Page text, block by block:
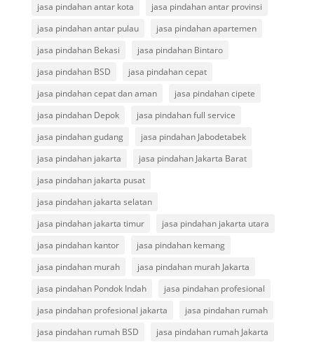
jasa pindahan antar kota
jasa pindahan antar provinsi
jasa pindahan antar pulau
jasa pindahan apartemen
jasa pindahan Bekasi
jasa pindahan Bintaro
jasa pindahan BSD
jasa pindahan cepat
jasa pindahan cepat dan aman
jasa pindahan cipete
jasa pindahan Depok
jasa pindahan full service
jasa pindahan gudang
jasa pindahan Jabodetabek
jasa pindahan jakarta
jasa pindahan Jakarta Barat
jasa pindahan jakarta pusat
jasa pindahan jakarta selatan
jasa pindahan jakarta timur
jasa pindahan jakarta utara
jasa pindahan kantor
jasa pindahan kemang
jasa pindahan murah
jasa pindahan murah Jakarta
jasa pindahan Pondok Indah
jasa pindahan profesional
jasa pindahan profesional jakarta
jasa pindahan rumah
jasa pindahan rumah BSD
jasa pindahan rumah Jakarta